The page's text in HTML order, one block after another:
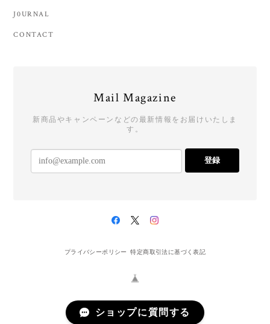
J0URNAL
CONTACT
Mail Magazine
新商品やキャンペーンなどの最新情報をお届けいたしま
す。
登録
プライバシーポリシー 特定商取引法に基づく表記
ショップに質問する